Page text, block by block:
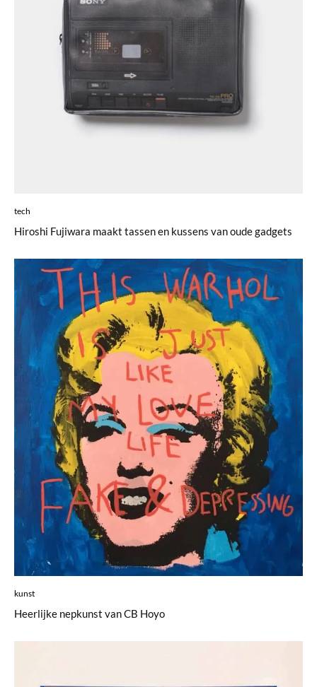
tech
Hiroshi Fujiwara maakt tassen en kussens van oude gadgets
kunst
Heerlijke nepkunst van CB Hoyo